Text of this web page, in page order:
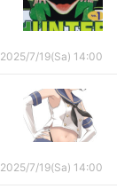
2025/7/19(Sa) 14:00
2025/7/19(Sa) 14:00